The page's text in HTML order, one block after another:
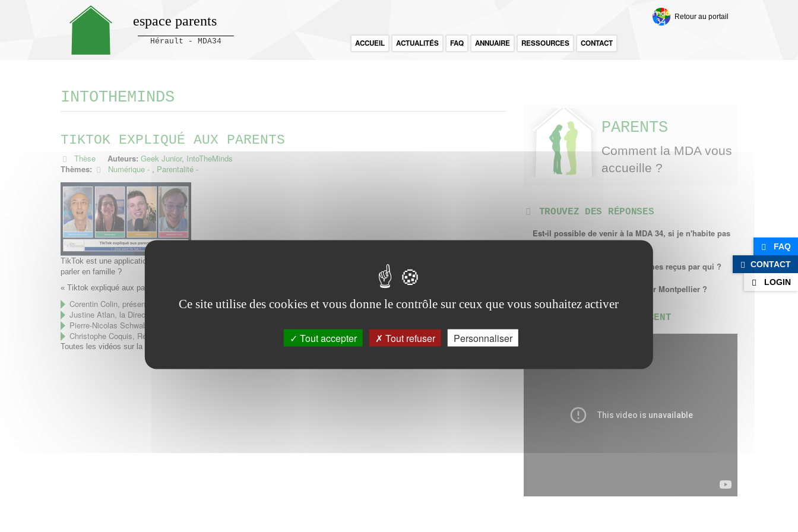
espace parents
Hérault - MDA34
Retour au portail
ACCUEIL ACTUALITÉS FAQ ANNUAIRE RESSOURCES CONTACT
INTOTHEMINDS
TIKTOK EXPLIQUÉ AUX PARENTS
Thèse Auteurs: Geek Junior, IntoTheMinds
Thèmes:
Numérique , Parentalité
TikTok est une application qui interroge de nombreux parents. Représente-t-elle un danger pour leurs enfants ? Comment en
parler en famille ?
« Tiktok expliqué aux parents ; points forts, dangers et solutions » avec comme invités :
Corentin Colin, présent sur Tiktok avec plus de 187 000 abonnés
Justine Atlan, la Directrice générale de l’Association e-Enfance
Pierre-Nicolas Schwab, Fondateur de
Christophe Coquis, Rédacteur en chef de Geek Junior
Toutes les vidéos sur la chaîne
PARENTS
Comment la MDA vous
accueille ?
TROUVEZ DES RÉPONSES
Est-il possible de venir à la MDA 34, si je n'habite pas
l’Hérault ?
Lors du rendez-vous nous sommes reçus par qui ?
Dois-je prendre rendez-vous pour Montpellier ?
NOTRE CHAINE ADOLESCENT
FAQ
CONTACT
LOGIN
Ce site utilise des cookies et vous donne le contrôle sur ceux que vous souhaitez activer
Tout accepter Tout refuser Personnaliser